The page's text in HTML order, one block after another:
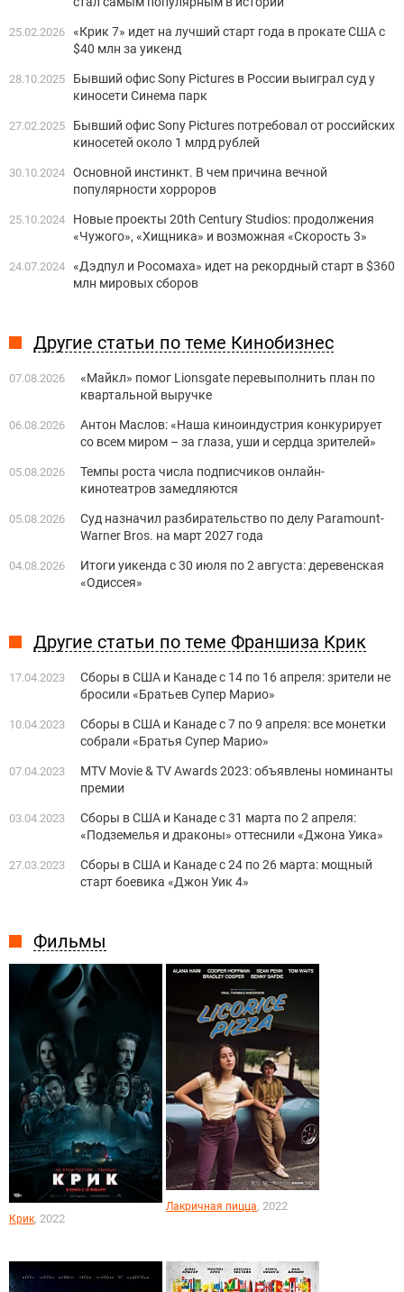
Фильмы
Крик, 2022
Лакричная пицца, 2022
25.02.2026 «Крик 7» идет на лучший старт года в прокате США с
$40 млн за уикенд
28.10.2025
Бывший офис Sony Pictures в России выиграл суд у
киносети Синема парк
27.02.2025
Бывший офис Sony Pictures потребовал от российских
киносетей около 1 млрд рублей
30.10.2024 Основной инстинкт. В чем причина вечной
популярности хорроров
25.10.2024
Новые проекты 20th Century Studios: продолжения
«Чужого», «Хищника» и возможная «Скорость 3»
24.07.2024 «Дэдпул и Росомаха» идет на рекордный старт в $360
млн мировых сборов
Другие статьи по теме Кинобизнес
07.08.2026
«Майкл» помог Lionsgate перевыполнить план по
квартальной выручке
06.08.2026
Антон Маслов: «Наша киноиндустрия конкурирует
со всем миром – за глаза, уши и сердца зрителей»
05.08.2026
Темпы роста числа подписчиков онлайн-
кинотеатров замедляются
05.08.2026
Суд назначил разбирательство по делу Paramount-
Warner Bros. на март 2027 года
04.08.2026
Итоги уикенда с 30 июля по 2 августа: деревенская
«Одиссея»
Другие статьи по теме Франшиза Крик
17.04.2023
Сборы в США и Канаде с 14 по 16 апреля: зрители не
бросили «Братьев Супер Марио»
10.04.2023
Сборы в США и Канаде с 7 по 9 апреля: все монетки
собрали «Братья Супер Марио»
07.04.2023
MTV Movie & TV Awards 2023: объявлены номинанты
премии
03.04.2023
Сборы в США и Канаде с 31 марта по 2 апреля:
«Подземелья и драконы» оттеснили «Джона Уика»
27.03.2023
Сборы в США и Канаде с 24 по 26 марта: мощный
старт боевика «Джон Уик 4»